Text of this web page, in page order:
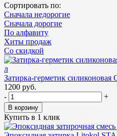
Сортировать по:
Сначала недорогие
Сначала дорогие
По алфавиту
Хиты продаж
Cо скидкой
Затирка-герметик силиконовая
1200 руб.
-
+
В корзину
Купить в 1 клик